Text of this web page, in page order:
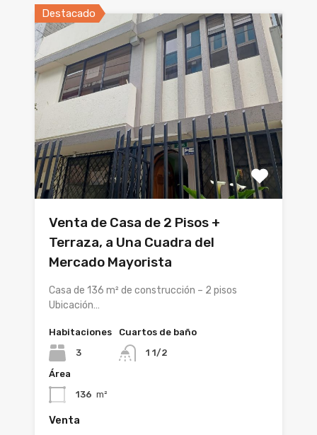
Destacado
Venta de Casa de 2 Pisos +
Terraza, a Una Cuadra del
Mercado Mayorista
Casa de 136 m² de construcción – 2 pisos
Ubicación…
Habitaciones
3
Cuartos de baño
1 1/2
Área
136 m²
Venta